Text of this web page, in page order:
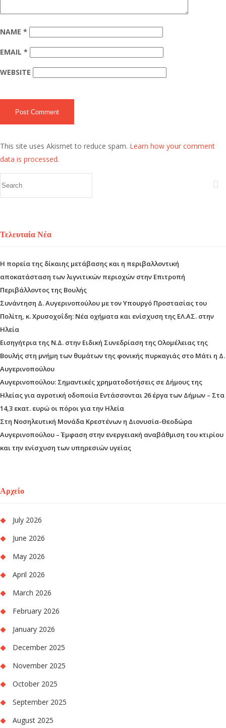
NAME *
EMAIL *
WEBSITE
This site uses Akismet to reduce spam. Learn how your comment
data is processed.
Τελευταία Νέα
Η πορεία της δίκαιης μετάβασης και η περιβαλλοντική
αποκατάσταση των λιγνιτικών περιοχών στην Επιτροπή
Περιβάλλοντος της Βουλής
Συνάντηση Δ. Αυγερινοπούλου με τον Υπουργό Προστασίας του
Πολίτη, κ. Χρυσοχοΐδη: Νέα οχήματα και ενίσχυση της ΕΛ.ΑΣ. στην
Ηλεία
Εισηγήτρια της Ν.Δ. στην Ειδική Συνεδρίαση της Ολομέλειας της
Βουλής στη μνήμη των θυμάτων της φονικής πυρκαγιάς στο Μάτι η Δ.
Αυγερινοπούλου
Αυγερινοπούλου: Σημαντικές χρηματοδοτήσεις σε Δήμους της
Ηλείας για αγροτική οδοποιία Εντάσσονται 26 έργα των Δήμων – Στα
14,3 εκατ. ευρώ οι πόροι για την Ηλεία
Στη Νοσηλευτική Μονάδα Κρεστένων η Διονυσία-Θεοδώρα
Αυγερινοπούλου – Έμφαση στην ενεργειακή αναβάθμιση του κτιρίου
και την ενίσχυση των υπηρεσιών υγείας
Αρχείο
July 2026
June 2026
May 2026
April 2026
March 2026
February 2026
January 2026
December 2025
November 2025
October 2025
September 2025
August 2025